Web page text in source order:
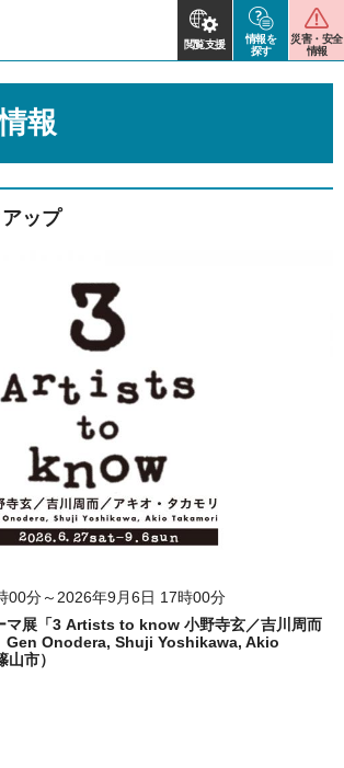
閲覧支援
情報を
探す
災害・安全
情報
報
ップ
00分～2026年9月6日 17時00分
マ展「3 Artists to know 小野寺玄／吉川周而
Gen Onodera, Shuji Yoshikawa, Akio
市）